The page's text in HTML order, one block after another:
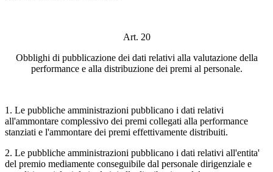
Art. 20
Obblighi di pubblicazione dei dati relativi alla valutazione della
performance e alla distribuzione dei premi al personale.
1. Le pubbliche amministrazioni pubblicano i dati relativi
all'ammontare complessivo dei premi collegati alla performance
stanziati e l'ammontare dei premi effettivamente distribuiti.
2. Le pubbliche amministrazioni pubblicano i dati relativi all'entita'
del premio mediamente conseguibile dal personale dirigenziale e